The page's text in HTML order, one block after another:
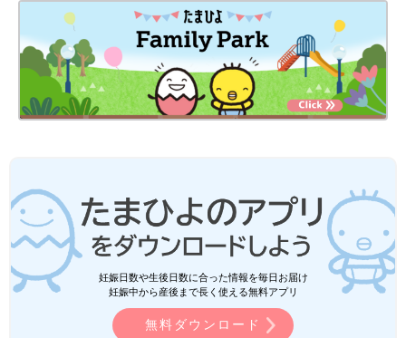
妊娠日数や生後日数に合った情報を毎日お届け
妊娠中から産後まで長く使える無料アプリ
無料ダウンロード